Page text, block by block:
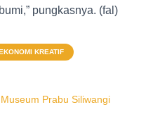
pungkasnya. (fal)
KREATIF
Museum Prabu Siliwangi